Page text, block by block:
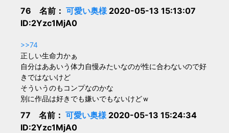
76 名前： 可愛い奥様2020-05-13 15:13:07
ID:2Yzc1MjA0
>>74
正しい生命力かぁ
自分はああいう体力自慢みたいなのが性に合わないので好
きではないけど
そういうのもコンプなのかな
別に作品は好きでも嫌いでもないけどｗ
77 名前： 可愛い奥様2020-05-13 15:24:34
ID:2Yzc1MjA0